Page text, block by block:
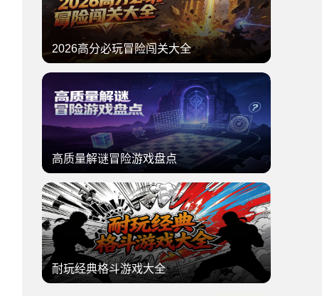
2026高分必玩冒险闯关大全
高质量解谜冒险游戏盘点
耐玩经典格斗游戏大全